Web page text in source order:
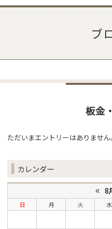
ブ
板金
ただいまエントリーはありません
カレンダー
« 8
日 月 火 水